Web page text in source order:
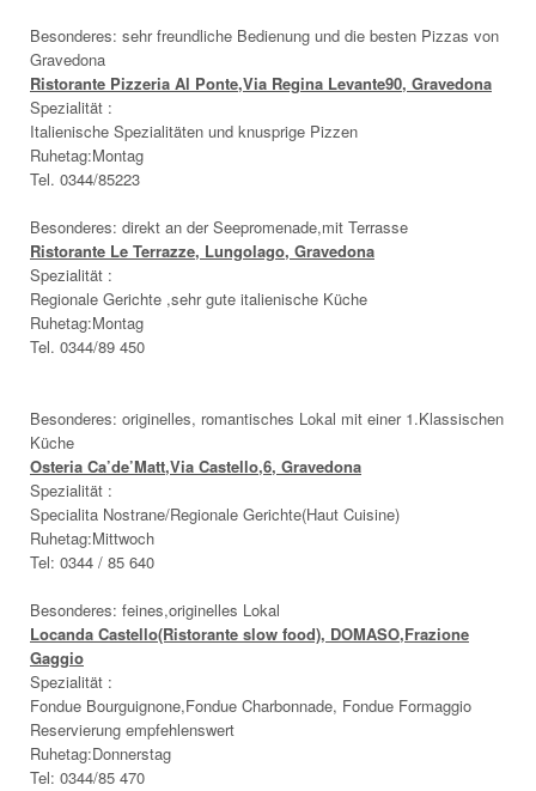
Besonderes: sehr freundliche Bedienung und die besten Pizzas von
Gravedona
Ristorante Pizzeria Al Ponte,Via Regina Levante90, Gravedona
Spezialität :
Italienische Spezialitäten und knusprige Pizzen
Ruhetag:Montag
Tel. 0344/85223
Besonderes: direkt an der Seepromenade,mit Terrasse
Ristorante Le Terrazze, Lungolago, Gravedona
Spezialität :
Regionale Gerichte ,sehr gute italienische Küche
Ruhetag:Montag
Tel. 0344/89 450
Besonderes: originelles, romantisches Lokal mit einer 1.Klassischen
Küche
Osteria Ca’de’Matt,Via Castello,6, Gravedona
Spezialität :
Specialita Nostrane/Regionale Gerichte(Haut Cuisine)
Ruhetag:Mittwoch
Tel: 0344 / 85 640
Besonderes: feines,originelles Lokal
Locanda Castello(Ristorante slow food), DOMASO,Frazione
Gaggio
Spezialität :
Fondue Bourguignone,Fondue Charbonnade, Fondue Formaggio
Reservierung empfehlenswert
Ruhetag:Donnerstag
Tel: 0344/85 470